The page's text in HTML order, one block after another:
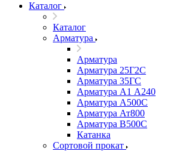
Каталог
Каталог
Арматура
Арматура
Арматура 25Г2С
Арматура 35ГС
Арматура А1 А240
Арматура А500С
Арматура Ат800
Арматура В500С
Катанка
Сортовой прокат